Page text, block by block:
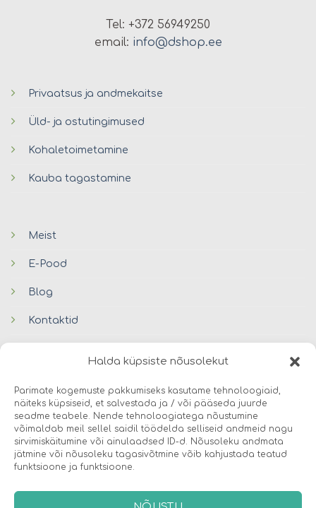
Halda küpsiste nõusolekut
Parimate kogemuste pakkumiseks kasutame tehnoloogiaid,
näiteks küpsiseid, et salvestada ja / või pääseda juurde
seadme teabele. Nende tehnoloogiatega nõustumine
võimaldab meil sellel saidil töödelda selliseid andmeid nagu
sirvimiskäitumine või ainulaadsed ID-d. Nõusoleku andmata
jätmine või nõusoleku tagasivõtmine võib kahjustada teatud
funktsioone ja funktsioone.
Tel: +372 56949250
email: info@dshop.ee
Privaatsus ja andmekaitse
Üld- ja ostutingimused
Kohaletoimetamine
Kauba tagastamine
Meist
E-Pood
Blog
Kontaktid
© 2026 Avers Disain OÜ